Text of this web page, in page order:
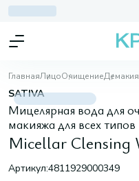
ГлавнаяЛицоОчищение
SATIVA
Мицелярная вода для
макияжа для всех
Micellar
Артикул:4811929000349